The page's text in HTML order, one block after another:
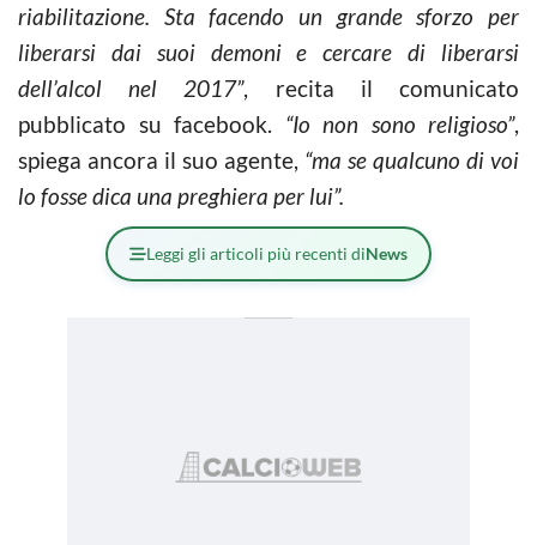
riabilitazione. Sta facendo un grande sforzo per
liberarsi dai suoi demoni e cercare di liberarsi
dell’alcol nel 2017”, recita il comunicato
pubblicato su facebook. “Io non sono religioso”,
spiega ancora il suo agente, “ma se qualcuno di voi
lo fosse dica una preghiera per lui”.
Leggi gli articoli più recenti diNews